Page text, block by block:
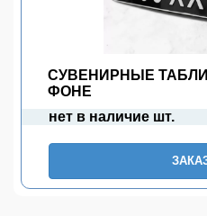
СУВЕНИРНЫЕ
ФОНЕ
нет в наличие шт.